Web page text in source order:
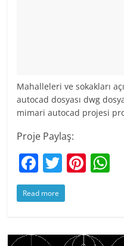
Mahalleleri ve sokakları
autocad dosyası dwg
mimari autocad projesi
Proje Paylaş:
F
a
c
b
T
w
itt
Pi
st A
Read more